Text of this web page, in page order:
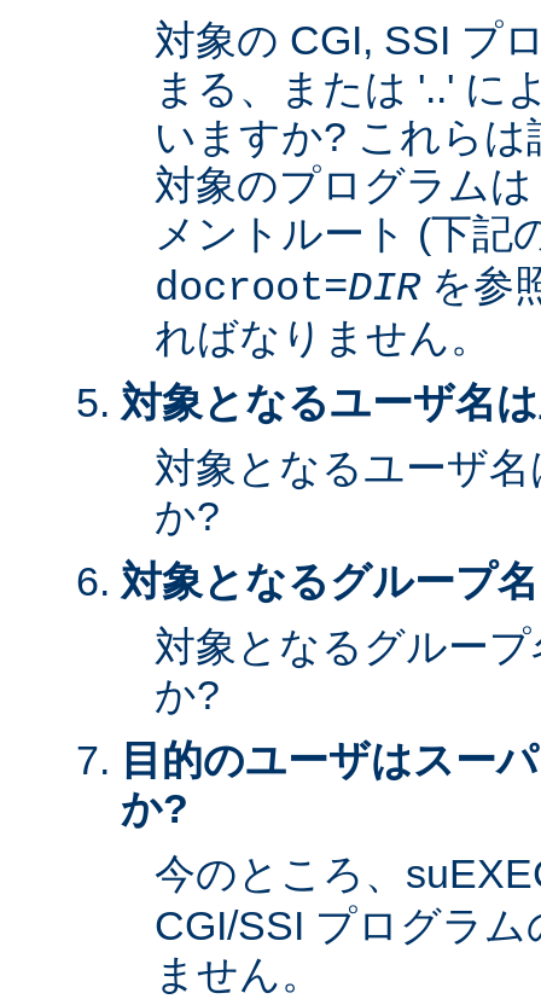
対象の CGI, SSI プ
まる、または '..' に
いますか? これら
対象のプログラム
メントルート (下記
docroot=DIRを参
ればなりません。
対象となるユーザ名
対象となるユーザ
か?
対象となるグループ
対象となるグルー
か?
目的のユーザはスー
か?
今のところ、
CGI/SSI プログラ
ません。